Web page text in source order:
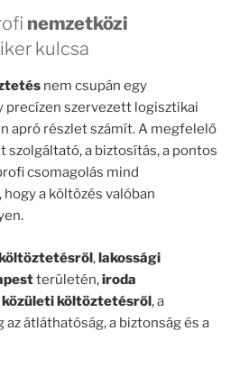
nemzetközi
kulcsa
nem csupán egy
precízen szervezett logisztikai
apró részlet számít. A megfelelő
szolgáltató, a biztosítás, a pontos
csomagolás mind
hogy a költözés valóban
,lakossági
területén,iroda
közületi költöztetésről, a
átláthatóság, a biztonság és a